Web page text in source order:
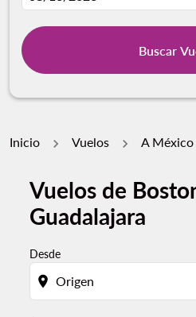
Buscar
Inicio Vuelos A México
Vuelos de
Guadalajara
Desde
location_on
Por favor, intente